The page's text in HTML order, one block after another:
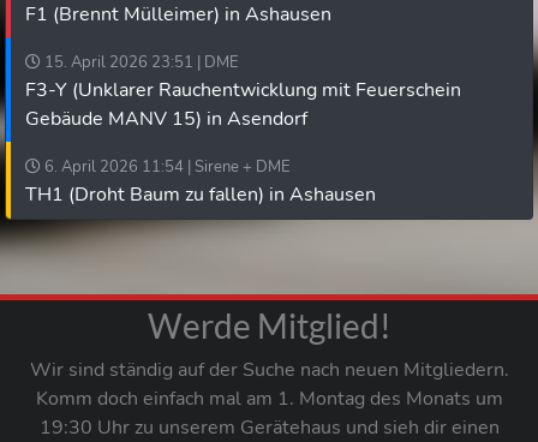
F1 (Brennt Mülleimer) in Ashausen
15. April 2026 23:51 | DME
F3-Y (Unklarer Rauchentwicklung mit Feuerschein
Gebäude MANV 15) in Asendorf
6. April 2026 11:54 | Sirene + DME
TH1 (Droht Baum zu fallen) in Ashausen
Werde Mitglied!
Wir sind ständig auf der Suche nach neuen Mitgliedern.
Komm doch einfach mal am 1. Montag des Monats um
19:30 Uhr zu unserem Gerätehaus und sieh dir einen